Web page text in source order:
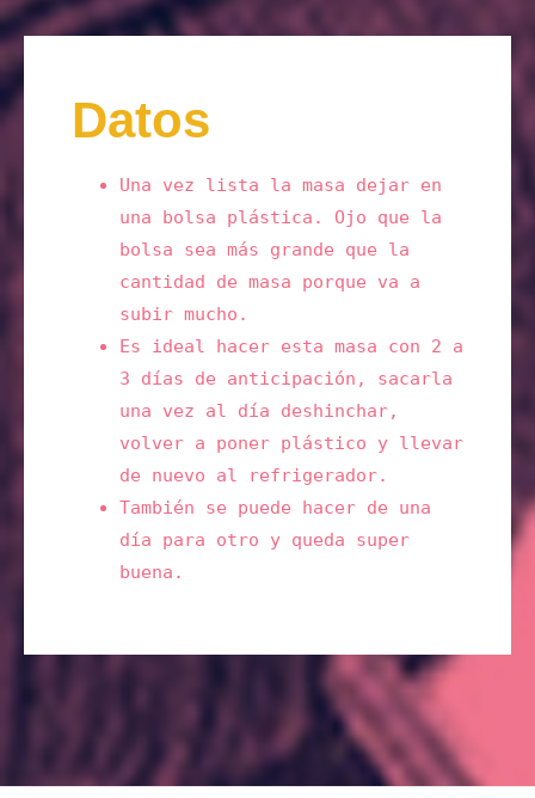
Datos
Una vez lista la masa dejar en
una bolsa plástica. Ojo que la
bolsa sea más grande que la
cantidad de masa porque va a
subir mucho.
Es ideal hacer esta masa con 2 a
3 días de anticipación, sacarla
una vez al día deshinchar,
volver a poner plástico y llevar
de nuevo al refrigerador.
También se puede hacer de una
día para otro y queda super
buena.